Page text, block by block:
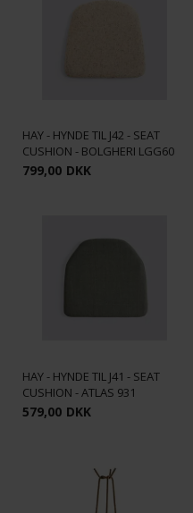
HAY - HYNDE TIL J42 - SEAT
CUSHION - BOLGHERI LGG60
799,00 DKK
HAY - HYNDE TIL J41 - SEAT
CUSHION - ATLAS 931
579,00 DKK